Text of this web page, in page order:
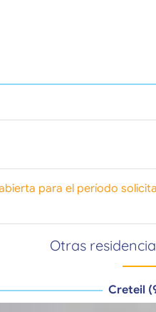
para el período
Otras
Creteil